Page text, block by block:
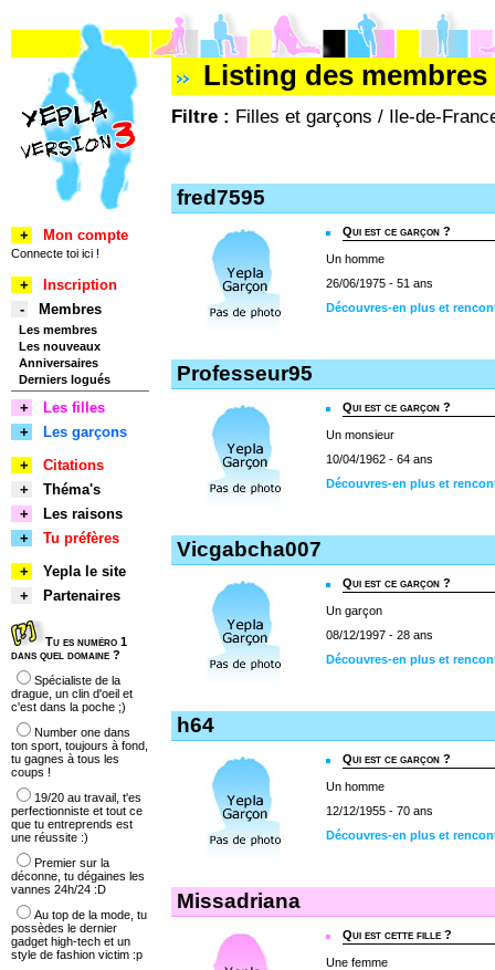
Listing des
Filtre : Filles et garçons / Ile-de-
fred7595
Qui est ce garçon ?
Un homme
26/06/1975 - 51 ans
Découvres-en plus et
Professeur95
Qui est ce garçon ?
Un monsieur
10/04/1962 - 64 ans
Découvres-en plus et
Vicgabcha007
Qui est ce garçon ?
Un garçon
08/12/1997 - 28 ans
Découvres-en plus et
h64
Qui est ce garçon ?
Un homme
12/12/1955 - 70 ans
Découvres-en plus et
Missadriana
Qui est cette fille ?
Une femme
+ Mon compte
Connecte toi ici !
+
Inscription
-
Membres
Les membres
Les nouveaux
Anniversaires
Derniers logués
+
Les filles
+
Les garçons
+
Citations
+
Théma's
+
Les raisons
+
Tu préfères
+
Yepla le site
+
Partenaires
Tu es numéro 1
dans quel domaine ?
Spécialiste de la
drague, un clin d'oeil et
c'est dans la poche ;)
Number one dans
ton sport, toujours à fond,
tu gagnes à tous les
coups !
19/20 au travail, t'es
perfectionniste et tout ce
que tu entreprends est
une réussite :)
Premier sur la
déconne, tu dégaines les
vannes 24h/24 :D
Au top de la mode, tu
possèdes le dernier
gadget high-tech et un
style de fashion victim :p